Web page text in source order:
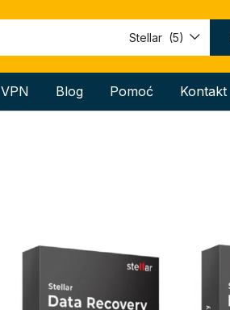
Stellar (5)
VPN Blog Pomoć Kontakt